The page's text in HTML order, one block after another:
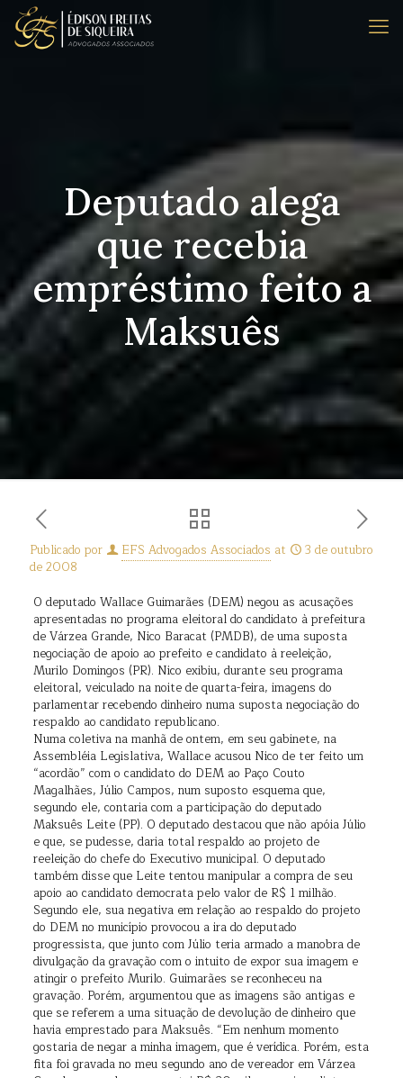
Deputado alega
que recebia
empréstimo feito a
Maksuês
Publicado por EFS Advogados Associados at
3 de outubro
de 2008
O deputado Wallace Guimarães (DEM) negou as acusações
apresentadas no programa eleitoral do candidato à prefeitura
de Várzea Grande, Nico Baracat (PMDB), de uma suposta
negociação de apoio ao prefeito e candidato à reeleição,
Murilo Domingos (PR). Nico exibiu, durante seu programa
eleitoral, veiculado na noite de quarta-feira, imagens do
parlamentar recebendo dinheiro numa suposta negociação do
respaldo ao candidato republicano.
Numa coletiva na manhã de ontem, em seu gabinete, na
Assembléia Legislativa, Wallace acusou Nico de ter feito um
“acordão” com o candidato do DEM ao Paço Couto
Magalhães, Júlio Campos, num suposto esquema que,
segundo ele, contaria com a participação do deputado
Maksuês Leite (PP). O deputado destacou que não apóia Júlio
e que, se pudesse, daria total respaldo ao projeto de
reeleição do chefe do Executivo municipal. O deputado
também disse que Leite tentou manipular a compra de seu
apoio ao candidato democrata pelo valor de R$ 1 milhão.
Segundo ele, sua negativa em relação ao respaldo do projeto
do DEM no município provocou a ira do deputado
progressista, que junto com Júlio teria armado a manobra de
divulgação da gravação com o intuito de expor sua imagem e
atingir o prefeito Murilo. Guimarães se reconheceu na
gravação. Porém, argumentou que as imagens são antigas e
que se referem a uma situação de devolução de dinheiro que
havia emprestado para Maksuês. “Em nenhum momento
gostaria de negar a minha imagem, que é verídica. Porém, esta
fita foi gravada no meu segundo ano de vereador em Várzea